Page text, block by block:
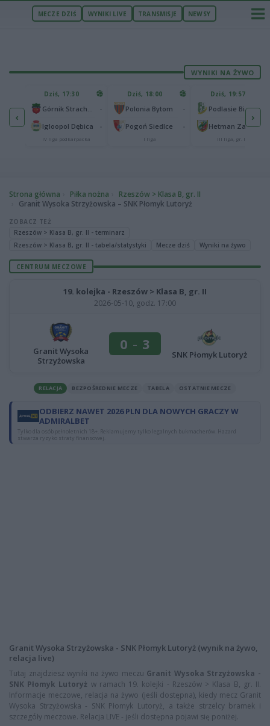
MECZE DZIŚ WYNIKI LIVE TRANSMISJE NEWSY
WYNIKI NA ŻYWO
‹
65
25
Dziś, 17:30
Igloopol Dębica
IV liga podkarpacka
Dziś, 18:00
Polonia Bytom
Pogoń Siedlce
I liga
Dziś, 19:57
Podlasie Biała Podlaska
Hetman Zamość
III liga, gr. IV
›
Strona główna Piłka nożna
Rzeszów > Klasa B, gr. II
Granit Wysoka Strzyżowska – SNK Płomyk Lutoryż
ZOBACZ TEŻ
Rzeszów > Klasa B, gr. II - terminarz
Rzeszów > Klasa B, gr. II - tabela/statystyki
Mecze dziś Wyniki na żywo
CENTRUM MECZOWE
19. kolejka - Rzeszów > Klasa B, gr. II
2026-05-10, godz. 17:00
Granit Wysoka
Strzyżowska
0 - 3
SNK Płomyk Lutoryż
RELACJA BEZPOŚREDNIE MECZE TABELA OSTATNIE MECZE
ODBIERZ NAWET 2026 PLN DLA NOWYCH GRACZY W
ADMIRALBET
Tylko dla osób pełnoletnich 18+. Reklamujemy tylko legalnych bukmacherów. Hazard
stwarza ryzyko straty finansowej.
Granit Wysoka Strzyżowska - SNK Płomyk Lutoryż (wynik na żywo,
relacja live)
Tutaj znajdziesz wyniki na żywo meczu Granit Wysoka Strzyżowska -
SNK Płomyk Lutoryż w ramach 19. kolejki - Rzeszów > Klasa B, gr. II.
Informacje meczowe, relacja na żywo (jeśli dostępna), kiedy mecz Granit
Wysoka Strzyżowska - SNK Płomyk Lutoryż, a także strzelcy bramek i
szczegóły meczowe. Relacja LIVE - jeśli dostępna pojawi się poniżej.